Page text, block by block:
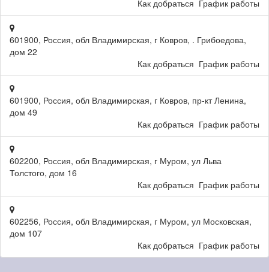
Как добраться График работы
601900, Россия, обл Владимирская, г Ковров, . Грибоедова,
дом 22
Как добраться График работы
601900, Россия, обл Владимирская, г Ковров, пр-кт Ленина,
дом 49
Как добраться График работы
602200, Россия, обл Владимирская, г Муром, ул Льва
Толстого, дом 16
Как добраться График работы
602256, Россия, обл Владимирская, г Муром, ул Московская,
дом 107
Как добраться График работы